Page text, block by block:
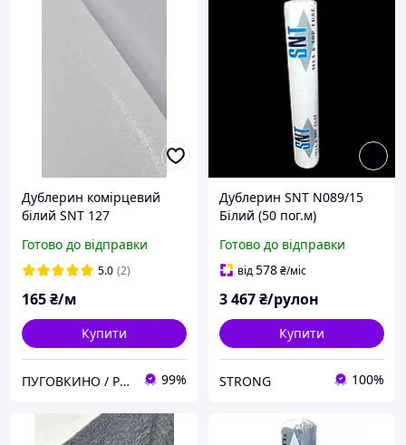
Дублерин комірцевий
білий SNT 127
Готово до відправки
5.0 (2)
165₴/м
Купити
ПУГОВКИНО / PUGOVKINO 99%
Дублерин SNT N089/15
Білий (50 пог.м)
Готово до відправки
від578₴/міс
3 467₴/рулон
Купити
STRONG 100%